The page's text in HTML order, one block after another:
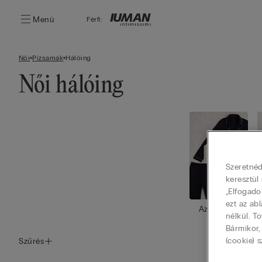
Menü Férfi:
Női Pizsamák Hálóing
Női hálóing
Az összes
megtekint
Szűrés
keresztül
ezt az
nélkül.
(cookie)